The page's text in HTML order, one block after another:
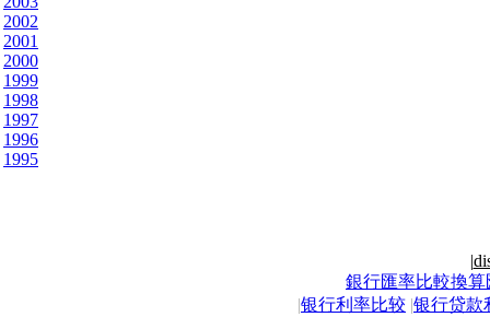
2002
2001
2000
1999
1998
1997
1996
1995
|
銀行匯率比較換算
|银行利率比较 |银行贷款